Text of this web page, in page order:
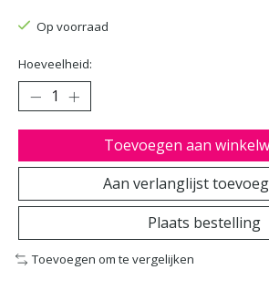
Op voorraad
Hoeveelheid:
Toevoegen aan
Aan verlanglijst
Plaats bestelling
Toevoegen om te vergelijken